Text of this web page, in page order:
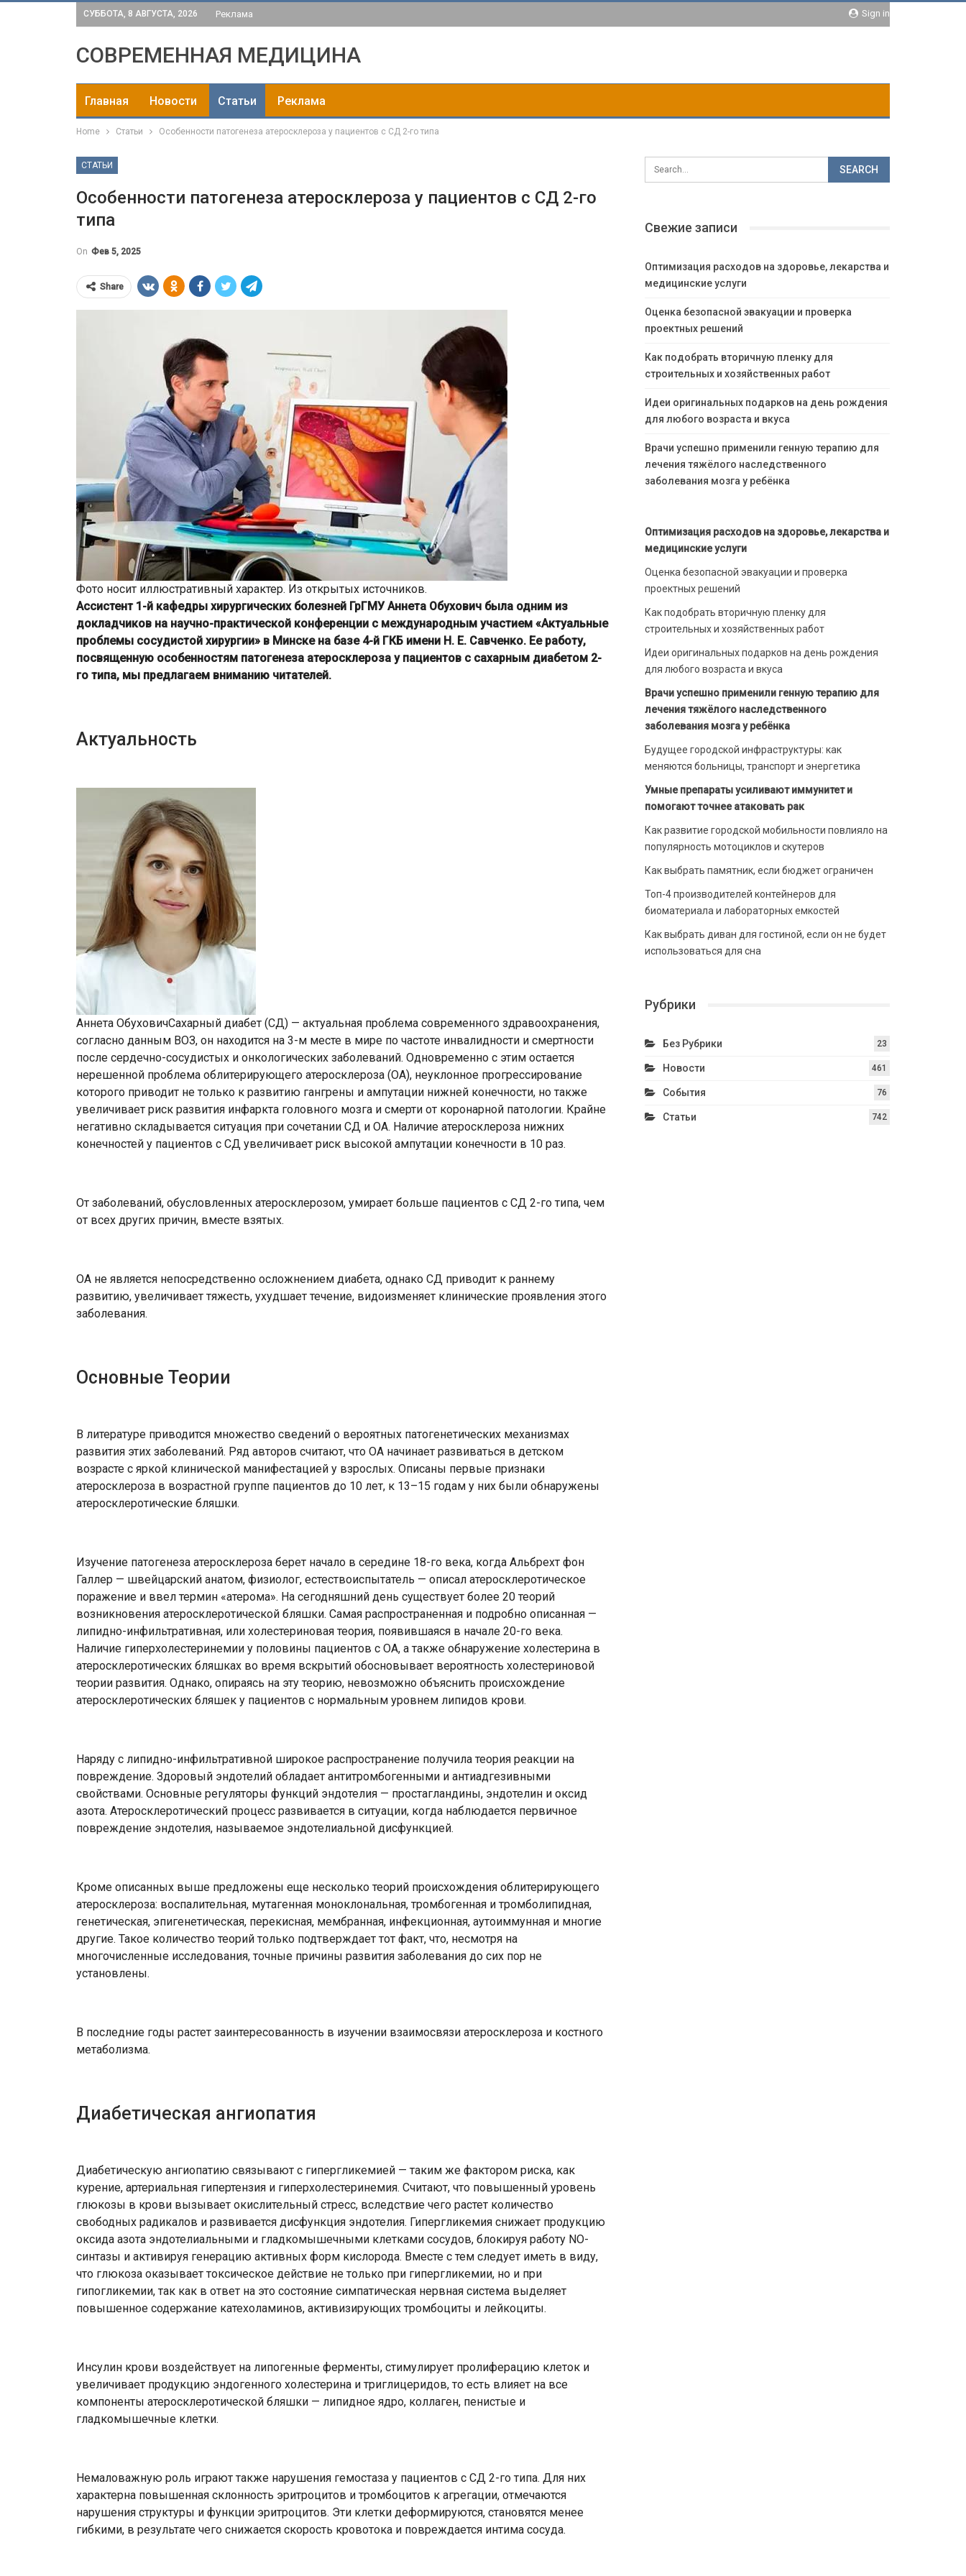
Sign in
СУББОТА, 8 АВГУСТА, 2026 Реклама
СОВРЕМЕННАЯ МЕДИЦИНА
Главная Новости Статьи Реклама
Home Статьи Особенности патогенеза атеросклероза у пациентов с СД 2-го типа
СТАТЬИ
Особенности патогенеза атеросклероза у пациентов с СД 2-го
типа
On Фев 5, 2025
Share
Фото носит иллюстративный характер. Из открытых источников.
Ассистент 1-й кафедры хирургических болезней ГрГМУ Аннета Обухович была одним из
докладчиков на научно-практической конференции с международным участием «Актуальные
проблемы сосудистой хирургии» в Минске на базе 4-й ГКБ имени Н. Е. Савченко. Ее работу,
посвященную особенностям патогенеза атеросклероза у пациентов с сахарным диабетом 2-
го типа, мы предлагаем вниманию читателей.
Актуальность
Аннета ОбуховичСахарный диабет (СД) — актуальная проблема современного здравоохранения,
согласно данным ВОЗ, он находится на 3-м месте в мире по частоте инвалидности и смертности
после сердечно-сосудистых и онкологических заболеваний. Одновременно с этим остается
нерешенной проблема облитерирующего атеросклероза (ОА), неуклонное прогрессирование
которого приводит не только к развитию гангрены и ампутации нижней конечности, но также
увеличивает риск развития инфаркта головного мозга и смерти от коронарной патологии. Крайне
негативно складывается ситуация при сочетании СД и ОА. Наличие атеросклероза нижних
конечностей у пациентов с СД увеличивает риск высокой ампутации конечности в 10 раз.
От заболеваний, обусловленных атеросклерозом, умирает больше пациентов с СД 2-го типа, чем
от всех других причин, вместе взятых.
ОА не является непосредственно осложнением диабета, однако СД приводит к раннему
развитию, увеличивает тяжесть, ухудшает течение, видоизменяет клинические проявления этого
заболевания.
Основные Теории
В литературе приводится множество сведений о вероятных патогенетических механизмах
развития этих заболеваний. Ряд авторов считают, что ОА начинает развиваться в детском
возрасте с яркой клинической манифестацией у взрослых. Описаны первые признаки
атеросклероза в возрастной группе пациентов до 10 лет, к 13–15 годам у них были обнаружены
атеросклеротические бляшки.
Изучение патогенеза атеросклероза берет начало в середине 18-го века, когда Альбрехт фон
Галлер — швейцарский анатом, физиолог, естествоиспытатель — описал атеросклеротическое
поражение и ввел термин «атерома». На сегодняшний день существует более 20 теорий
возникновения атеросклеротической бляшки. Самая распространенная и подробно описанная —
липидно-инфильтративная, или холестериновая теория, появившаяся в начале 20-го века.
Наличие гиперхолестеринемии у половины пациентов с ОА, а также обнаружение холестерина в
атеросклеротических бляшках во время вскрытий обосновывает вероятность холестериновой
теории развития. Однако, опираясь на эту теорию, невозможно объяснить происхождение
атеросклеротических бляшек у пациентов с нормальным уровнем липидов крови.
Наряду с липидно-инфильтративной широкое распространение получила теория реакции на
повреждение. Здоровый эндотелий обладает антитромбогенными и антиадгезивными
свойствами. Основные регуляторы функций эндотелия — простагландины, эндотелин и оксид
азота. Атеросклеротический процесс развивается в ситуации, когда наблюдается первичное
повреждение эндотелия, называемое эндотелиальной дисфункцией.
Кроме описанных выше предложены еще несколько теорий происхождения облитерирующего
атеросклероза: воспалительная, мутагенная моноклональная, тромбогенная и тромболипидная,
генетическая, эпигенетическая, перекисная, мембранная, инфекционная, аутоиммунная и многие
другие. Такое количество теорий только подтверждает тот факт, что, несмотря на
многочисленные исследования, точные причины развития заболевания до сих пор не
установлены.
В последние годы растет заинтересованность в изучении взаимосвязи атеросклероза и костного
метаболизма.
Диабетическая ангиопатия
Диабетическую ангиопатию связывают с гипергликемией — таким же фактором риска, как
курение, артериальная гипертензия и гиперхолестеринемия. Считают, что повышенный уровень
глюкозы в крови вызывает окислительный стресс, вследствие чего растет количество
свободных радикалов и развивается дисфункция эндотелия. Гипергликемия снижает продукцию
оксида азота эндотелиальными и гладкомышечными клетками сосудов, блокируя работу NO-
синтазы и активируя генерацию активных форм кислорода. Вместе с тем следует иметь в виду,
что глюкоза оказывает токсическое действие не только при гипергликемии, но и при
гипогликемии, так как в ответ на это состояние симпатическая нервная система выделяет
повышенное содержание катехоламинов, активизирующих тромбоциты и лейкоциты.
Инсулин крови воздействует на липогенные ферменты, стимулирует пролиферацию клеток и
увеличивает продукцию эндогенного холестерина и триглицеридов, то есть влияет на все
компоненты атеросклеротической бляшки — липидное ядро, коллаген, пенистые и
гладкомышечные клетки.
Немаловажную роль играют также нарушения гемостаза у пациентов с СД 2-го типа. Для них
характерна повышенная склонность эритроцитов и тромбоцитов к агрегации, отмечаются
нарушения структуры и функции эритроцитов. Эти клетки деформируются, становятся менее
гибкими, в результате чего снижается скорость кровотока и повреждается интима сосуда.
Свежие записи
Оптимизация расходов на здоровье, лекарства и
медицинские услуги
Оценка безопасной эвакуации и проверка
проектных решений
Как подобрать вторичную пленку для
строительных и хозяйственных работ
Идеи оригинальных подарков на день рождения
для любого возраста и вкуса
Врачи успешно применили генную терапию для
лечения тяжёлого наследственного
заболевания мозга у ребёнка
Оптимизация расходов на здоровье, лекарства и
медицинские услуги
Оценка безопасной эвакуации и проверка
проектных решений
Как подобрать вторичную пленку для
строительных и хозяйственных работ
Идеи оригинальных подарков на день рождения
для любого возраста и вкуса
Врачи успешно применили генную терапию для
лечения тяжёлого наследственного
заболевания мозга у ребёнка
Будущее городской инфраструктуры: как
меняются больницы, транспорт и энергетика
Умные препараты усиливают иммунитет и
помогают точнее атаковать рак
Как развитие городской мобильности повлияло на
популярность мотоциклов и скутеров
Как выбрать памятник, если бюджет ограничен
Топ-4 производителей контейнеров для
биоматериала и лабораторных емкостей
Как выбрать диван для гостиной, если он не будет
использоваться для сна
Рубрики
Без Рубрики 23
Новости 461
События 76
Статьи 742